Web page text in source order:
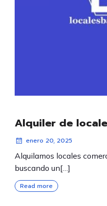
Alquiler de
enero 20, 2025
Alquilamos locales
buscando un[…]
Read more